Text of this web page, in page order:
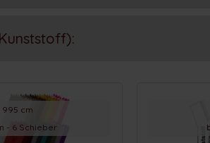
995 cm
- 6 Schieber